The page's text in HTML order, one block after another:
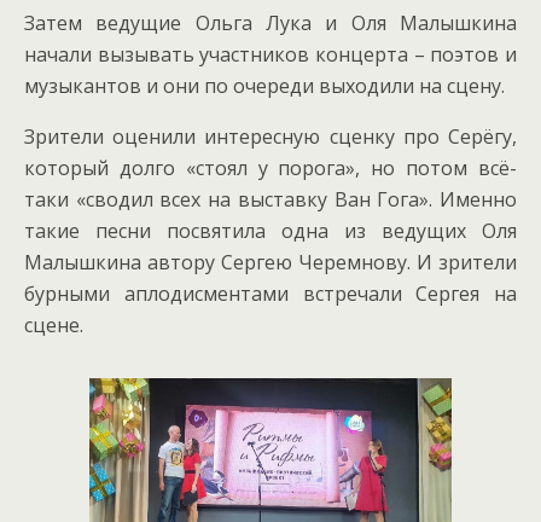
Затем ведущие Ольга Лука и Оля Малышкина
начали вызывать участников концерта – поэтов и
музыкантов и они по очереди выходили на сцену.
Зрители оценили интересную сценку про Серёгу,
который долго «стоял у порога», но потом всё-
таки «сводил всех на выставку Ван Гога». Именно
такие песни посвятила одна из ведущих Оля
Малышкина автору Сергею Черемнову. И зрители
бурными аплодисментами встречали Сергея на
сцене.